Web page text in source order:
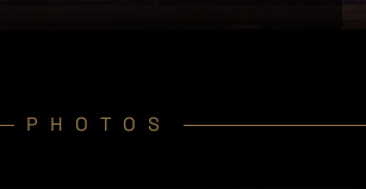
PHOTOS